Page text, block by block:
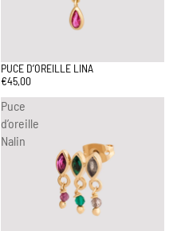
PUCE D’OREILLE LINA
€45,00
Puce
d’oreille
Nalin